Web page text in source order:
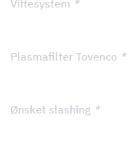
Viftesystem *
Plasmafilter Tovenco *
Ønsket slashing *